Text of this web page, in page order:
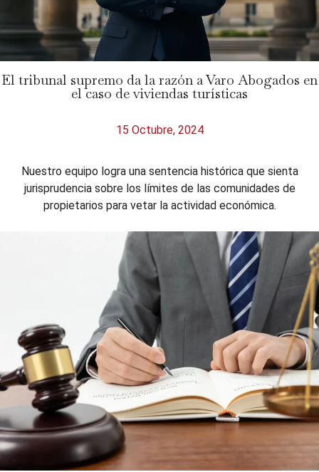
El tribunal supremo da la razón a Varo Abogados en
el caso de viviendas turísticas
15 Octubre, 2024
Nuestro equipo logra una sentencia histórica que sienta
jurisprudencia sobre los límites de las comunidades de
propietarios para vetar la actividad económica.